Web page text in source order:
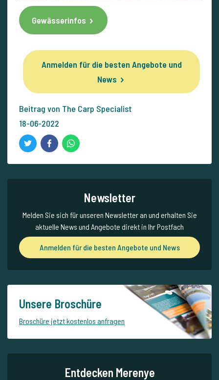
Gewässerinfos
Anmelden für die besten Angebote und
News
Beitrag von The Carp Specialist
18-06-2022
Newsletter
Melden Sie sich für unseren Newsletter an und erhalten Sie
aktuelle News und Angebote direkt in Ihr Postfach
Anmelden für die besten Angebote und News
Unsere Broschüre
Broschüre jetzt kostenlos anfragen
Entdecken Merenye